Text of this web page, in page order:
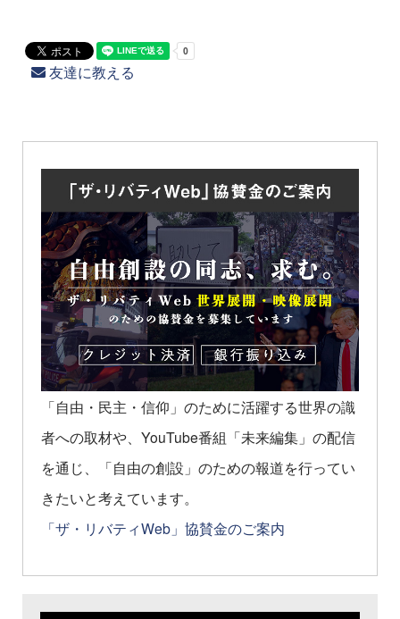
友達に教える
「自由・民主・信仰」のために活躍する世界の識
者への取材や、YouTube番組「未来編集」の配信
を通じ、「自由の創設」のための報道を行ってい
きたいと考えています。
「ザ・リバティWeb」協賛金のご案内